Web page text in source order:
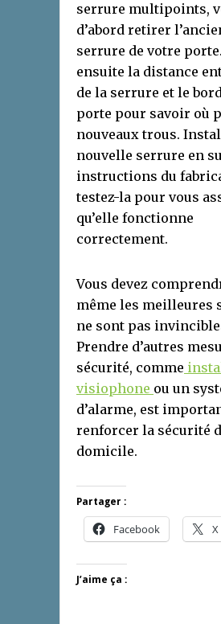
serrure multipoints,
d’abord retirer
serrure de votre
ensuite la distance
de la serrure et le
porte pour savoir où
nouveaux trous.
nouvelle serrure en
instructions du
testez-la pour vous
qu’elle fonctionne
correctement.
Vous devez
même les meilleures
ne sont pas
Prendre d’autres
sécurité, comme
visiophone ou un
d’alarme, est
renforcer la sécurité
domicile.
Partager :
Facebook X
J’aime ça :